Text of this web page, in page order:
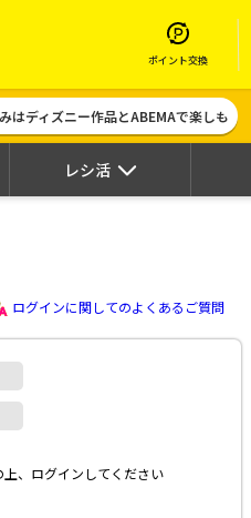
ポイント交換
はディズニー作品とABEMAで楽しも
レシ活
ログインに関してのよくあるご質問
上、ログインしてください